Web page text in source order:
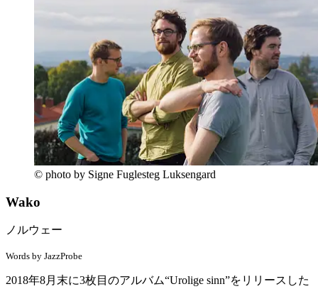
© photo by Signe Fuglesteg Luksengard
Wako
ノルウェー
Words by JazzProbe
2018年8月末に3枚目のアルバム“Urolige sinn”をリリースした